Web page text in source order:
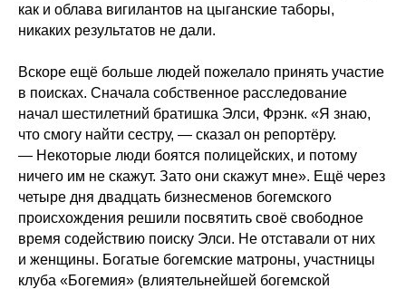
как и облава вигилантов на цыганские таборы,
никаких результатов не дали.
Вскоре ещё больше людей пожелало принять участие
в поисках. Сначала собственное расследование
начал шестилетний братишка Элси, Фрэнк. «Я знаю,
что смогу найти сестру, — сказал он репортёру.
— Некоторые люди боятся полицейских, и потому
ничего им не скажут. Зато они скажут мне». Ещё через
четыре дня двадцать бизнесменов богемского
происхождения решили посвятить своё свободное
время содействию поиску Элси. Не отставали от них
и женщины. Богатые богемские матроны, участницы
клуба «Богемия» (влиятельнейшей богемской